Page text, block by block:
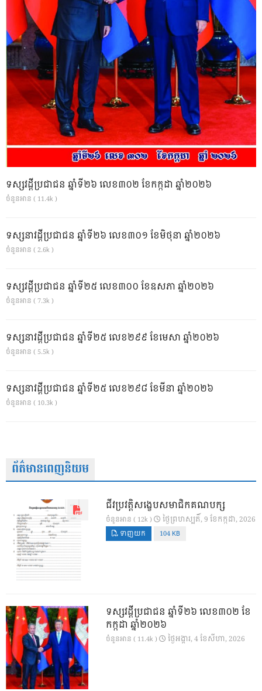
ទស្សវដ្តីប្រជាជន ឆ្នាំទី២៦ លេខ៣០២ ខែកក្កដា ឆ្នាំ២០២៦
ចំនួនអាន ( 11.4k )
ទស្សនាវដ្ដីប្រជាជន ឆ្នាំទី២៦ លេខ៣០១ ខែមិថុនា ឆ្នាំ២០២៦
ចំនួនអាន ( 2.6k )
ទស្សវដ្តីប្រជាជន ឆ្នាំទី២៥ លេខ៣០០ ខែឧសភា ឆ្នាំ២០២៦
ចំនួនអាន ( 7.3k )
ទស្សនាវដ្ដីប្រជាជន ឆ្នាំទី២៥ លេខ២៩៩ ខែមេសា ឆ្នាំ២០២៦
ចំនួនអាន ( 5.5k )
ទស្សនាវដ្ដីប្រជាជន ឆ្នាំទី២៥ លេខ២៩៨ ខែមីនា ឆ្នាំ២០២៦
ចំនួនអាន ( 10.3k )
ព័ត៌មានពេញនិយម
ជីវប្រវត្តិសង្ខេបសមាជិកគណបក្ស
ចំនួនអាន ( 12k ) ថ្ងៃ​ព្រហស្បតិ៍, 9 ខែ​កក្កដា, 2026
ទាញយក 104 KB
ទស្សវដ្តីប្រជាជន ឆ្នាំទី២៦ លេខ៣០២ ខែ
កក្កដា ឆ្នាំ២០២៦
ចំនួនអាន ( 11.4k ) ថ្ងៃ​អង្គារ, 4 ខែ​សីហា, 2026